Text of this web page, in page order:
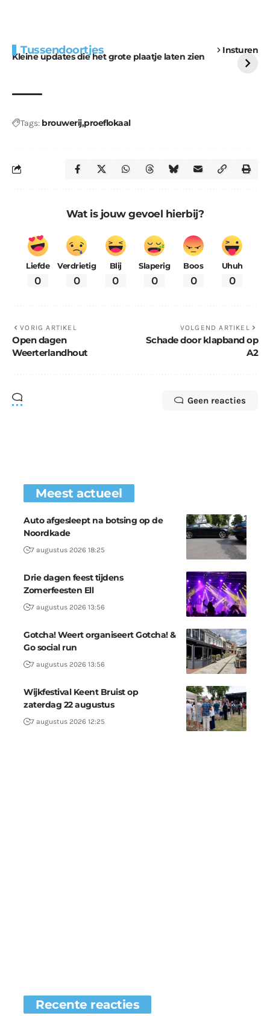
Tussendoortjes Insturen
Kleine updates die het grote plaatje laten zien
voor kabouters
uitdaging
Tags: brouwerijproeflokaal
Wat is jouw gevoel hierbij?
Liefde
0
Verdrietig
0
Blij
0
Slaperig
0
Boos
0
Uhuh
0
VORIG ARTIKEL
Open dagen
Weerterlandhout
VOLGEND ARTIKEL
Schade door klapband op
A2
Geen reacties
Meest actueel
Auto afgesleept na botsing op de
Noordkade
7 augustus 2026 18:25
Drie dagen feest tijdens
Zomerfeesten Ell
7 augustus 2026 13:56
Gotcha! Weert organiseert Gotcha! &
Go social run
7 augustus 2026 13:56
Wijkfestival Keent Bruist op
zaterdag 22 augustus
7 augustus 2026 12:25
Recente reacties